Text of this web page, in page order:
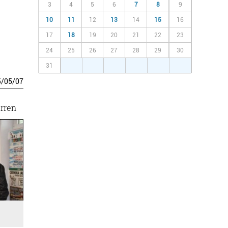
/05/07
3 4 5 6 7 8 9
10 11 12 13 14 15 16
17 18 19 20 21 22 23
24 25 26 27 28 29 30
31